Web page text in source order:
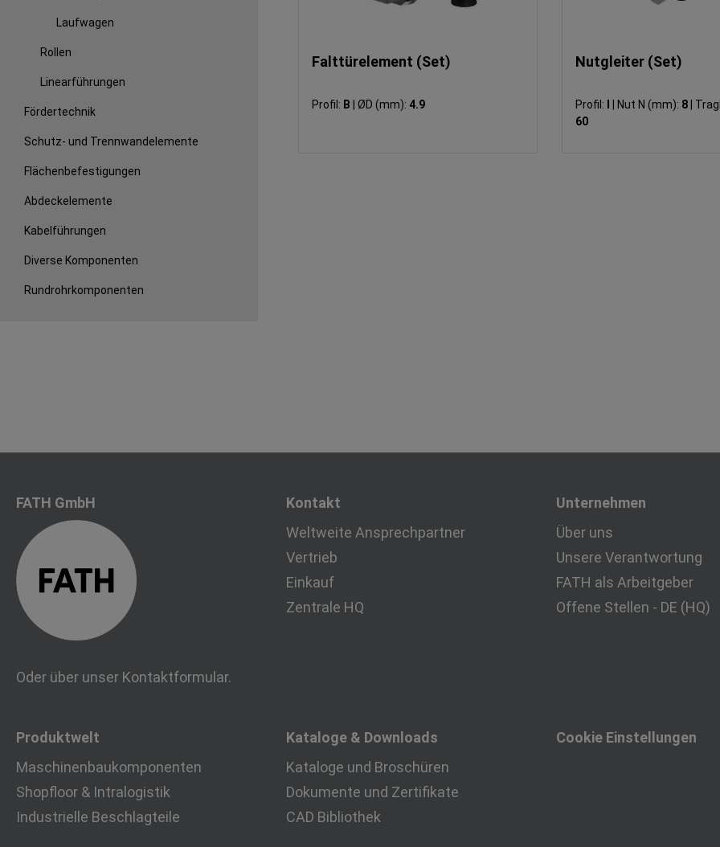
Laufwagen
Rollen
Linearführungen
Fördertechnik
Schutz- und Trennwandelemente
Flächenbefestigungen
Abdeckelemente
Kabelführungen
Diverse Komponenten
Rundrohrkomponenten
Falttürelement (Set)
Profil: B ØD (mm): 4.9
Nutgleiter (Set)
Profil: Nut N (mm): 8
60
FATH GmbH
Oder über unser Kontaktformular.
Kontakt
Weltweite Ansprechpartner
Vertrieb
Einkauf
Zentrale HQ
Unternehmen
Über uns
Unsere Verantwortung
FATH als Arbeitgeber
Offene Stellen - DE (HQ)
Produktwelt
Maschinenbaukomponenten
Shopfloor & Intralogistik
Industrielle Beschlagteile
Kataloge & Downloads
Kataloge und Broschüren
Dokumente und Zertifikate
CAD Bibliothek
Cookie Einstellungen